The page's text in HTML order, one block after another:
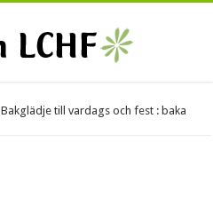
Bakglädje till vardags och fest : baka